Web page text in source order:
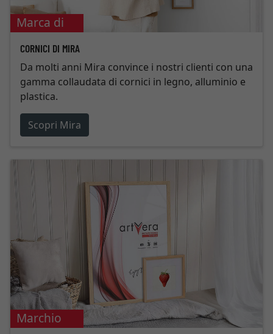
Marca di
CORNICI DI MIRA
Da molti anni Mira convince i nostri clienti con una
gamma collaudata di cornici in legno, alluminio e
plastica.
Scopri Mira
Marchio